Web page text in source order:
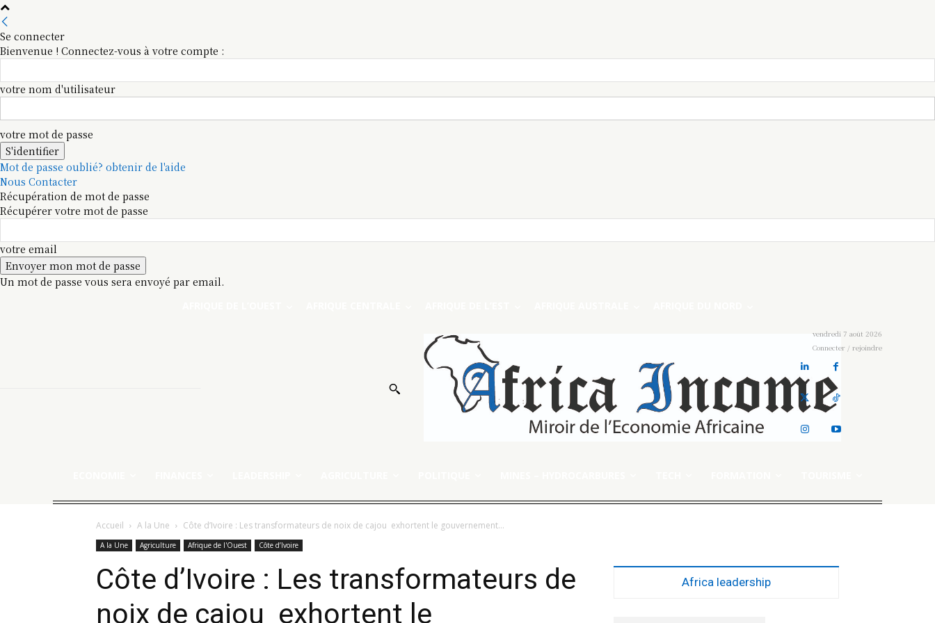
Se connecter
Bienvenue ! Connectez-vous à votre compte :
votre nom d'utilisateur
votre mot de passe
Mot de passe oublié? obtenir de l'aide
Nous Contacter
Récupération de mot de passe
Récupérer votre mot de passe
votre email
Un mot de passe vous sera envoyé par email.
vendredi 7 août 2026
Connecter / rejoindre
Accueil A la Une Côte d’Ivoire : Les transformateurs de noix de cajou exhortent le gouvernement...
A la Une Agriculture Afrique de l'Ouest Côte d’Ivoire
Côte d’Ivoire : Les transformateurs de
noix de cajou exhortent le
Africa leadership